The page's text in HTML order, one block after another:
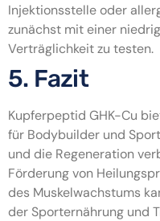
Injektionsstelle oder
zunächst mit einer
Verträglichkeit zu testen.
5. Fazit
Kupferpeptid GHK-Cu
für Bodybuilder und
und die Regeneration
Förderung von
des Muskelwachstums
der Sporternährung und